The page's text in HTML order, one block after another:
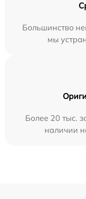
Большинство
мы
Более 20 тыс.
наличии